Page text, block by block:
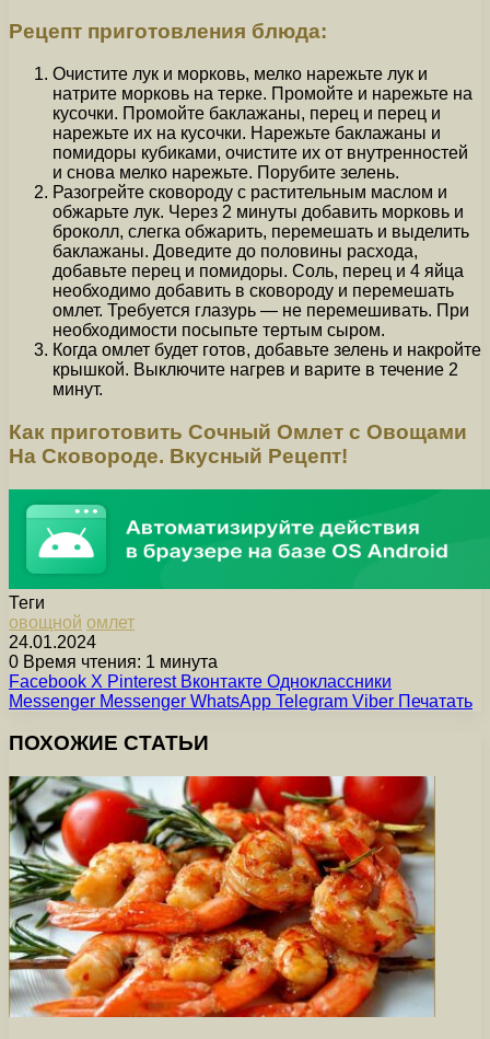
Рецепт приготовления блюда:
Очистите лук и морковь, мелко нарежьте лук и
натрите морковь на терке. Промойте и нарежьте на
кусочки. Промойте баклажаны, перец и перец и
нарежьте их на кусочки. Нарежьте баклажаны и
помидоры кубиками, очистите их от внутренностей
и снова мелко нарежьте. Порубите зелень.
Разогрейте сковороду с растительным маслом и
обжарьте лук. Через 2 минуты добавить морковь и
броколл, слегка обжарить, перемешать и выделить
баклажаны. Доведите до половины расхода,
добавьте перец и помидоры. Соль, перец и 4 яйца
необходимо добавить в сковороду и перемешать
омлет. Требуется глазурь — не перемешивать. При
необходимости посыпьте тертым сыром.
Когда омлет будет готов, добавьте зелень и накройте
крышкой. Выключите нагрев и варите в течение 2
минут.
Как приготовить Сочный Омлет с Овощами
На Сковороде. Вкусный Рецепт!
Теги
овощной омлет
24.01.2024
0 Время чтения: 1 минута
Facebook X Pinterest Вконтакте Одноклассники
Messenger Messenger WhatsApp Telegram Viber Печатать
ПОХОЖИЕ СТАТЬИ